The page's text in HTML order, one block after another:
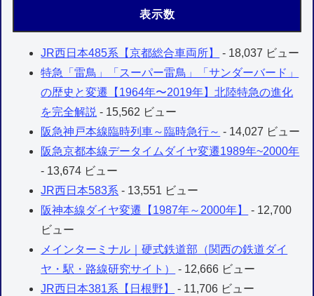
表示数
JR西日本485系【京都総合車両所】
- 18,037 ビュー
特急「雷鳥」「スーパー雷鳥」「サンダーバード」
の歴史と変遷【1964年〜2019年】北陸特急の進化
を完全解説 - 15,562 ビュー
阪急神戸本線臨時列車～臨時急行～ - 14,027 ビュー
阪急京都本線データイムダイヤ変遷1989年~2000年
- 13,674 ビュー
JR西日本583系 - 13,551 ビュー
阪神本線ダイヤ変遷【1987年～2000年】
- 12,700
ビュー
メインターミナル｜硬式鉄道部（関西の鉄道ダイ
ヤ・駅・路線研究サイト）
- 12,666 ビュー
JR西日本381系【日根野】
- 11,706 ビュー